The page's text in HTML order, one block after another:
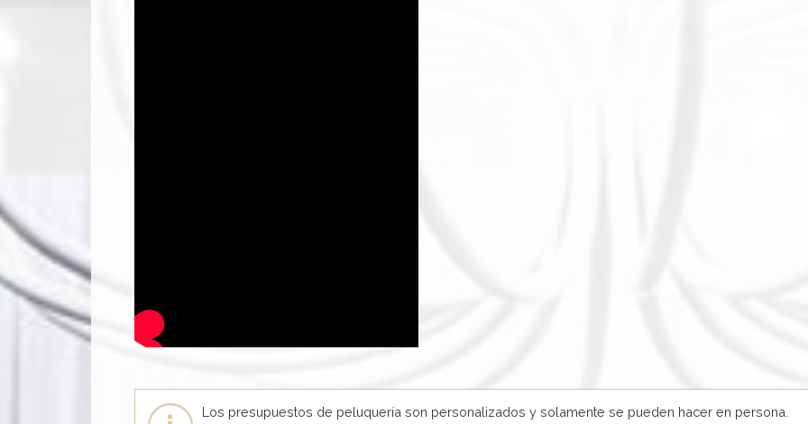
Los presupuestos de peluquería son personalizados y solamente se pueden hacer en persona.